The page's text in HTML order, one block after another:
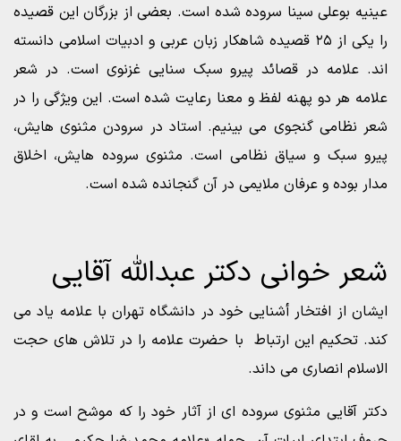
عینیه بوعلی سینا سروده شده است. بعضی از بزرگان این قصیده
را یکی از ۲۵ قصیده شاهکار زبان عربی و ادبیات اسلامی دانسته
اند. علامه در قصائد پیرو سبک سنایی غزنوی است. در شعر
علامه هر دو پهنه لفظ و معنا رعایت شده است. این ویژگی را در
شعر نظامی گنجوی می بینیم. استاد در سرودن مثنوی هایش،
پیرو سبک و سیاق نظامی است. مثنوی سروده هایش، اخلاق
مدار بوده و عرفان ملایمی در آن گنجانده شده است.
شعر خوانی دکتر عبدالله آقایی
ایشان از افتخار أشنایی خود در دانشگاه تهران با علامه یاد می
کند. تحکیم این ارتباط با حضرت علامه را در تلاش های حجت
الاسلام انصاری می داند.
دکتر آقایی مثنوی سروده ای از آثار خود را که موشح است و در